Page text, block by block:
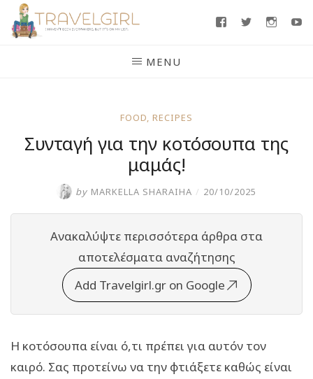
Skip
FacebookTwitter
MENU
FOOD, RECIPES
Συνταγή για την κοτόσουπα της
μαμάς!
by MARKELLA SHARAIHA / 20/10/2025
Ανακαλύψτε περισσότερα άρθρα στα
αποτελέσματα αναζήτησης
Add Travelgirl.gr on Google
Η κοτόσουπα είναι ό,τι πρέπει για αυτόν τον
καιρό. Σας προτείνω να την φτιάξετε καθώς είναι